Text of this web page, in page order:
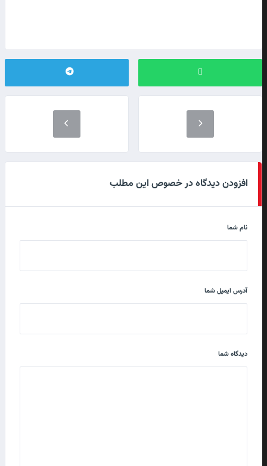
افزودن دیدگاه در خصوص این مطلب
نام شما
آدرس ایمیل شما
دیدگاه شما